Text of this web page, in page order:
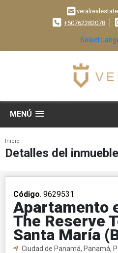
+50762282078
Select
MENÚ
Inicio
Detalles del inmueble
Código. 9629531
Apartamento
The Reserve
Santa María
Ciudad de Panamá, Panamá,